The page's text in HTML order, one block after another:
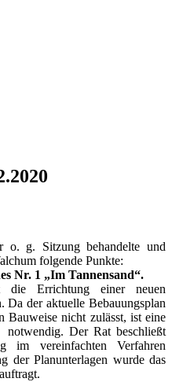
o. g. Sitzung behandelte und
folgende Punkte:
Nr. 1 „Im Tannensand“.
die Errichtung einer neuen
Da der aktuelle Bebauungsplan
Bauweise nicht zulässt, ist eine
Der Rat beschließt
vereinfachten Verfahren
der Planunterlagen wurde das